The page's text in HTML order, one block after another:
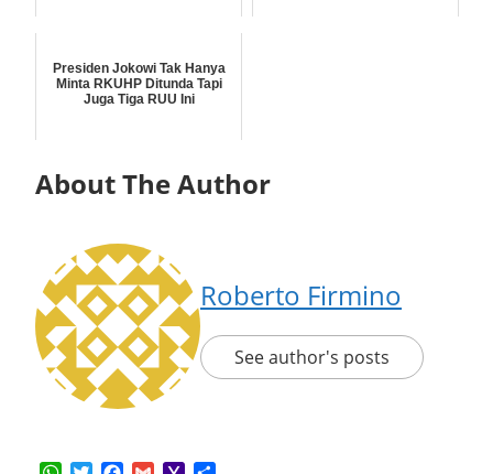
Presiden Jokowi Tak Hanya
Minta RKUHP Ditunda Tapi
Juga Tiga RUU Ini
About The Author
Roberto Firmino
See author's posts